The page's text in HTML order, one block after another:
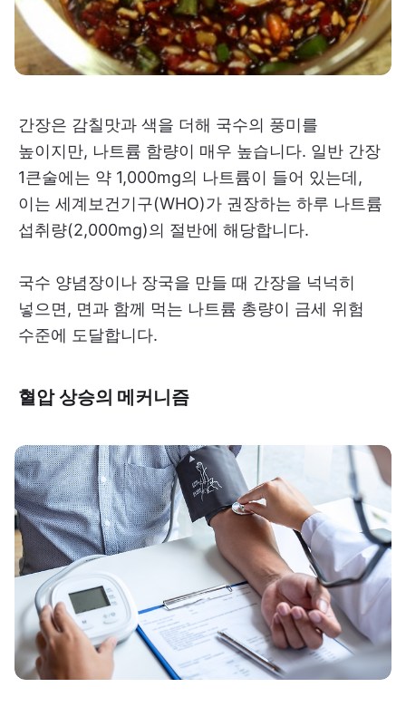
간장은 감칠맛과 색을 더해 국수의 풍미를
높이지만, 나트륨 함량이 매우 높습니다. 일반 간장
1큰술에는 약 1,000mg의 나트륨이 들어 있는데,
이는 세계보건기구(WHO)가 권장하는 하루 나트륨
섭취량(2,000mg)의 절반에 해당합니다.
국수 양념장이나 장국을 만들 때 간장을 넉넉히
넣으면, 면과 함께 먹는 나트륨 총량이 금세 위험
수준에 도달합니다.
혈압 상승의 메커니즘